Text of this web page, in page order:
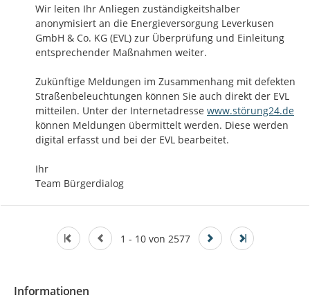
Wir leiten Ihr Anliegen zuständigkeitshalber
anonymisiert an die Energieversorgung Leverkusen
GmbH & Co. KG (EVL) zur Überprüfung und Einleitung
entsprechender Maßnahmen weiter.
Zukünftige Meldungen im Zusammenhang mit defekten
Straßenbeleuchtungen können Sie auch direkt der EVL
mitteilen. Unter der Internetadresse http://
www.störung24.de
können Meldungen übermittelt werden. Diese werden
digital erfasst und bei der EVL bearbeitet.
Ihr
Team Bürgerdialog
1 - 10 von 2577
Informationen